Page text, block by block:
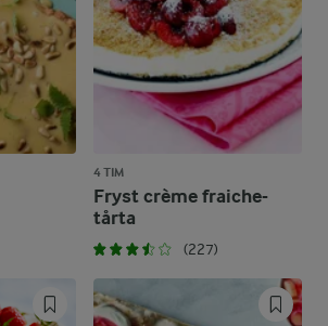
4 TIM
Fryst crème fraiche-
tårta
(227)